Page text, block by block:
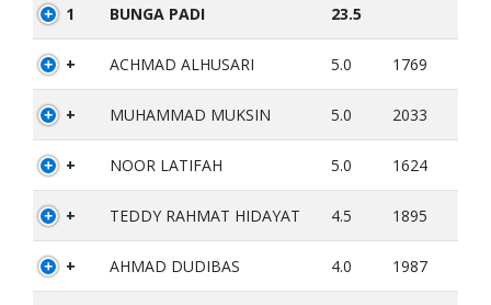
1 BUNGA PADI 23.5
+ ACHMAD ALHUSARI 5.0 1769
+ MUHAMMAD MUKSIN 5.0 2033
+ NOOR LATIFAH 5.0 1624
+ TEDDY RAHMAT HIDAYAT 4.5 1895
+ AHMAD DUDIBAS 4.0 1987